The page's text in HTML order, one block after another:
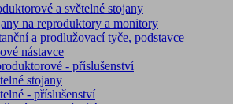
a světelné stojany
na reproduktory a monitory
a prodlužovací tyče, podstavce
nástavce
- příslušenství
stojany
- příslušenství